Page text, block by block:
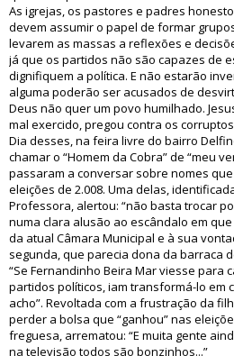
As igrejas, os pastores e padres
devem assumir o papel de formar
levarem as massas a reflexões e
já que os partidos não são capazes de
dignifiquem a política. E não estarão
alguma poderão ser acusados de
Deus não quer um povo humilhado.
mal exercido, pregou contra os
Dia desses, na feira livre do bairro
chamar o “Homem da Cobra” de “meu
passaram a conversar sobre nomes
eleições de 2.008. Uma delas,
Professora, alertou: “não basta trocar
numa clara alusão ao escândalo em
da atual Câmara Municipal e à sua
segunda, que parecia dona da barraca
“Se Fernandinho Beira Mar viesse para
partidos políticos, iam transformá-lo em
acho”. Revoltada com a frustração da
perder a bolsa que “ganhou” nas
freguesa, arrematou: “E muita gente
na televisão todos são bonzinhos...”